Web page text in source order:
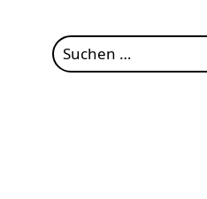
Suche
nach: